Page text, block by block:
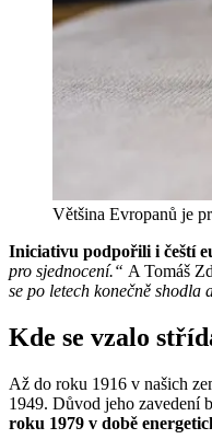
Většina Evropanů je
Iniciativu podpořili i čeští
pro sjednocení.“ A Tomáš
se po letech konečně shodla
Kde se vzalo
Až do roku 1916 v našich
1949. Důvod jeho zavedení
roku 1979 v době